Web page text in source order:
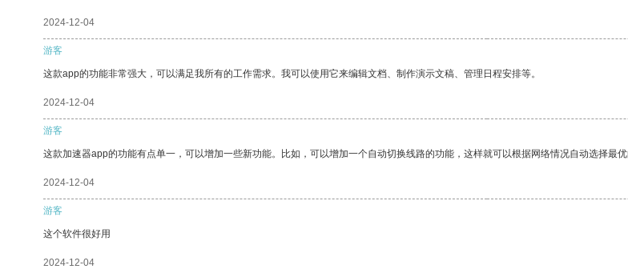
2024-12-04
游客
这款app的功能非常强大，可以满足我所有的工作需求。我可以使用它来编辑文档、制作演示文稿、管理日程安排等。
2024-12-04
游客
这款加速器app的功能有点单一，可以增加一些新功能。比如，可以增加一个自动切换线路的功能，这样就可以根据网络情况自动选择最优
2024-12-04
游客
这个软件很好用
2024-12-04